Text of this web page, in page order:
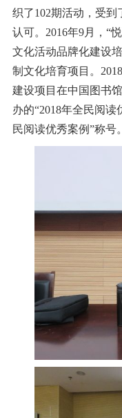
织了102期活动，受
认可。2016年9月，“
文化活动品牌化建设
制文化培育项目。
建设项目在中国图书
办的“2018年全民阅读
民阅读优秀案例”称号。